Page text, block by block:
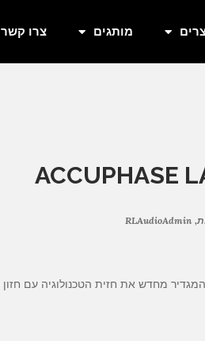
מותגים צרו קשר
ACCUPHASE
RLAudioAdmin